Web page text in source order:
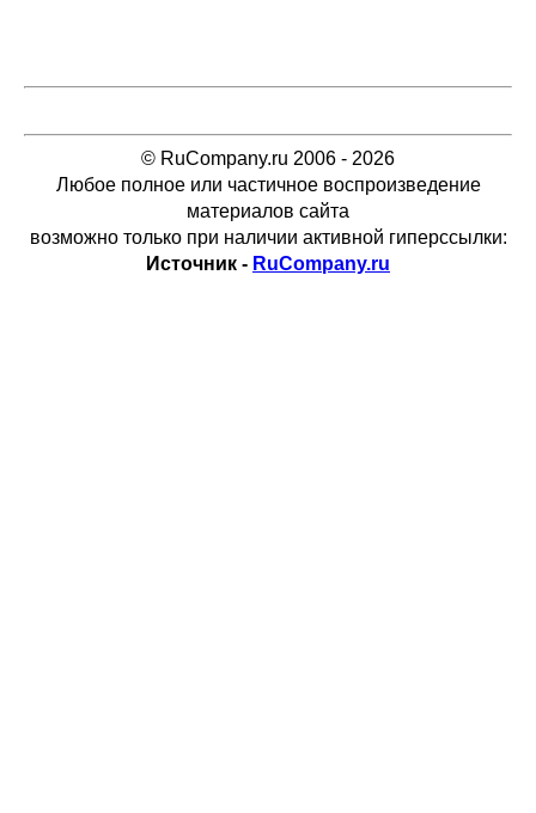
© RuCompany.ru 2006 - 2026
Любое полное или частичное воспроизведение
материалов сайта
возможно только при наличии активной гиперссылки:
Источник - RuCompany.ru